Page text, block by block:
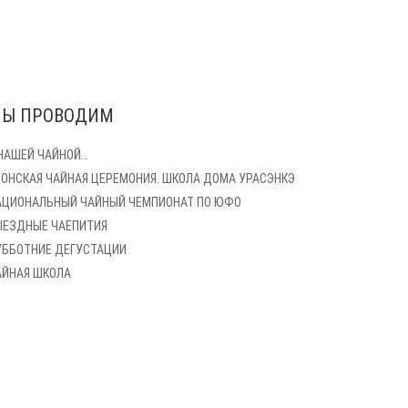
ПРОВОДИМ
ЧАЙНОЙ…
ЧАЙНАЯ ЦЕРЕМОНИЯ. ШКОЛА ДОМА УРАСЭНКЭ
ЧАЙНЫЙ ЧЕМПИОНАТ ПО ЮФО
ЧАЕПИТИЯ
ДЕГУСТАЦИИ
ШКОЛА